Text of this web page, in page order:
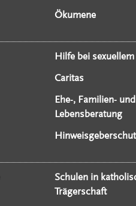
Ökumene
Hilfe bei
Caritas
Ehe-, Familien- und
Lebensberatung
Schulen in
Trägerschaft